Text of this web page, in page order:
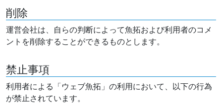
削除
運営会社は、自らの判断によって魚拓および利用者のコメ
ントを削除することができるものとします。
禁止事項
利用者による「ウェブ魚拓」の利用において、以下の行為
が禁止されています。